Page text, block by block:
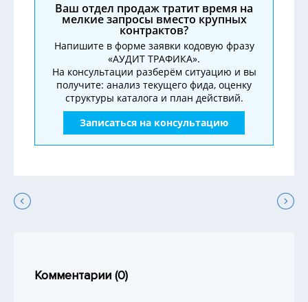
Ваш отдел продаж тратит время на
мелкие запросы вместо крупных
контрактов?
Напишите в форме заявки кодовую фразу
«АУДИТ ТРАФИКА».
На консультации разберём ситуацию и вы
получите: анализ текущего фида, оценку
структуры каталога и план действий.
Записаться на консультацию
Комментарии (0)